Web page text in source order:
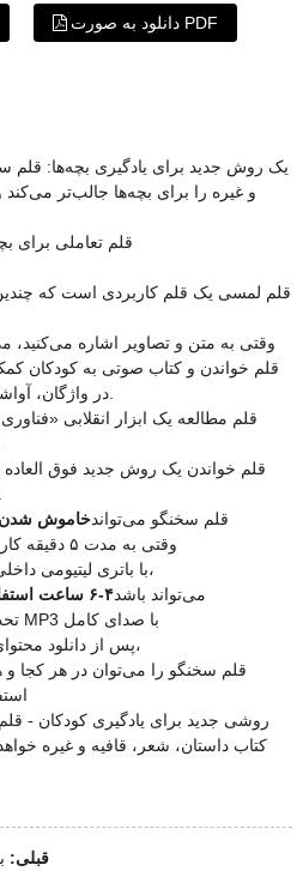
دانلود به صورت PDF
یک روش جدید برای یادگیری بچه‌ها: قلم
و غیره را برای بچه‌ها جالب‌تر می‌کند
قلم تعاملی برای
قلم لمسی یک قلم کاربردی است که
وقتی به متن و تصاویر اشاره می‌کنید،
قلم خواندن و کتاب صوتی به کودکان
در واژگان، آواشناسی و درک مطلب توسعه دهند.
قلم مطالعه یک ابزار انقلابی
قلم خواندن یک روش جدید فوق
قلم سخنگو می‌تواندخاموش شدن
وقتی به مدت ۵ دقیقه کار نمی‌کند
با باتری لیتیومی داخلی داخلی،
می‌تواند باشد۴-۶ ساعت استفاده شده
تحت پخش MP3 با صدای کامل
پس از دانلود محتوای صوتی،
قلم سخنگو را می‌توان در هر کجا و
روشی جدید برای یادگیری کودکان -
کتاب داستان، شعر، قافیه و غیره
قبلی: